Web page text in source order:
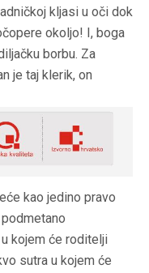
kljasi u oči dok
okoljo! I, boga
borbu. Za
je taj klerik, on
kao jedino pravo
kojem će roditelji
sutra u kojem će